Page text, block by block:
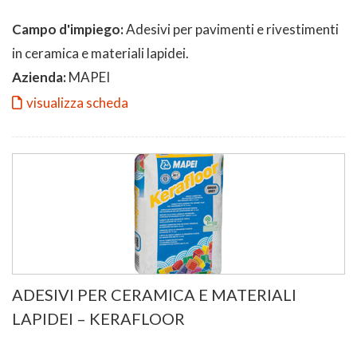
Campo d'impiego:Adesivi per pavimenti e rivestimenti
in ceramica e materiali lapidei.
Azienda:MAPEI
visualizza scheda
ADESIVI PER CERAMICA E MATERIALI
LAPIDEI – KERAFLOOR